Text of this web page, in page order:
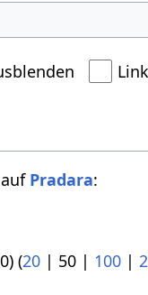
Pradara:
) (20 | 50 | 100 |